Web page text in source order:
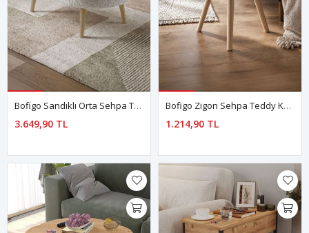
Bofigo Sandıklı Orta Sehpa Teddy Kumaş Kaplamalı Sehpa Yan Sehpa Ahşap Ayaklı Sehpa Luno Beyaz
3.649,90 TL
Bofigo Zigon Sehpa Teddy Kumaş Kaplamalı Sehpa Yan Sehpa Orta Sehpa Ahşap Ayaklı Teddy Beyaz
1.214,90 TL